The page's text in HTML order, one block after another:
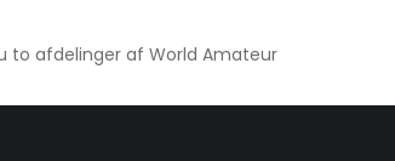
to afdelinger af World Amateur